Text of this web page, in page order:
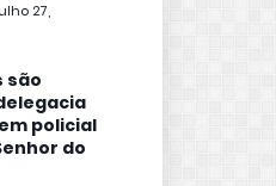
27,
são
policial
do